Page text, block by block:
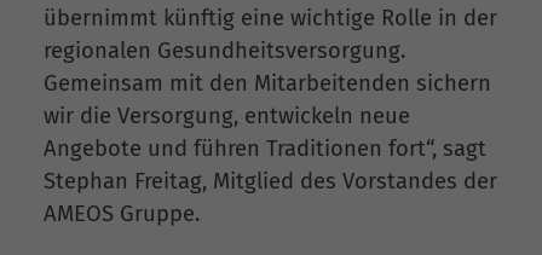
übernimmt künftig eine wichtige Rolle in der
regionalen Gesundheitsversorgung.
Gemeinsam mit den Mitarbeitenden sichern
wir die Versorgung, entwickeln neue
Angebote und führen Traditionen fort“, sagt
Stephan Freitag, Mitglied des Vorstandes der
AMEOS Gruppe.